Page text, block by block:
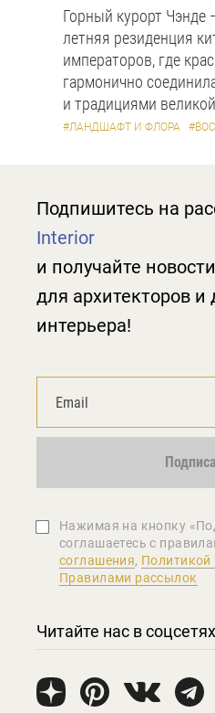
Горный курорт Чэнде
летняя резиденция
императоров, где
гармонично
и традициями
#ЛАНДШАФТ И ФЛОРА
Подпишитесь на
Interior
и получайте
для архитекторов и
интерьера!
Нажимая на кнопку
соглашаетеcь с
соглашения, Политикой
Правилами рассылок
Читайте нас в соцсетях